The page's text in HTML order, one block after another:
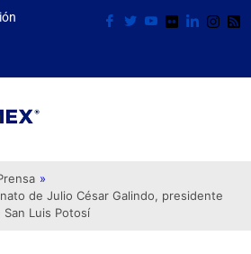
»
de Julio César Galindo, presidente
Luis Potosí